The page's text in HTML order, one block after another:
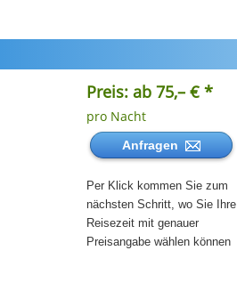
Preis: ab 75,– € *
pro Nacht
Anfragen
Per Klick kommen Sie zum
nächsten Schritt, wo Sie Ihre
Reisezeit mit genauer
Preisangabe wählen können